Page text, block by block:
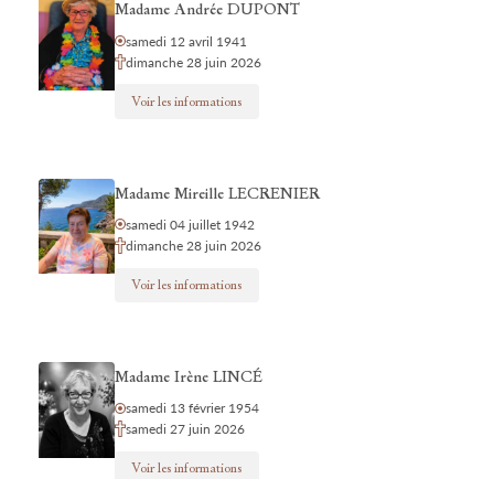
Madame Andrée DUPONT
samedi 12 avril 1941
dimanche 28 juin 2026
Voir les informations
Madame Mireille LECRENIER
samedi 04 juillet 1942
dimanche 28 juin 2026
Voir les informations
Madame Irène LINCÉ
samedi 13 février 1954
samedi 27 juin 2026
Voir les informations